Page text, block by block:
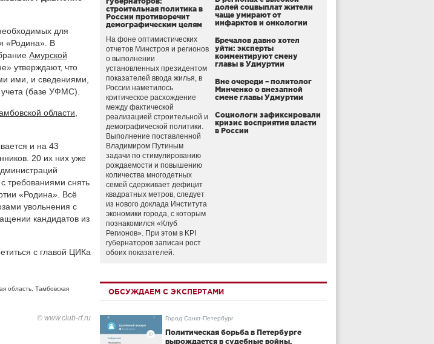
для
«Родина». В
Амурской
утверждают, что
ими, и сведениями,
(базе УФМС).
области
и на 43
20 их них уже
требованиями снять
«Родина». Всё
увольнения с
кандидатов из
с главой ЦИКа
область Тамбовская
© www.club-rf.ru
строительная политика в
России противоречит
демографическим целям
На фоне оптимистических
отчетов Минстроя и регионов
о выполнении
установленных президентом
показателей ввода жилья, в
России наметилось
критическое расхождение
между фактической
реализацией строительной и
демографической политики.
Выполнение поставленной
Владимиром Путиным
задачи по стимулированию
рождаемости и повышению
количества многодетных
семей сдерживает дефицит
квадратных метров, следует
из нового доклада Института
экономики города, с которым
познакомился «Клуб
Регионов». При этом в KPI
губернаторов записан рост
обоих показателей.
долей соцвыплат жители
чаще умирают от
инфарктов и онкологии
Бречалов давно хотел
уйти: эксперты
комментируют смену
главы в Удмуртии
Вне очереди – политолог
Минченко о внезапной
смене главы Удмуртии
Социологи зафиксировали
кризис восприятия власти
в России
ОБСУЖДАЕМ С ЭКСПЕРТАМИ
Город Санкт-Петербург
Политическая борьба в Петербурге
вырождается в судебные войны.